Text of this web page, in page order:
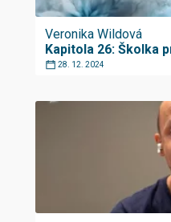
Veronika Wildová
Kapitola 26: Školka
28. 12. 2024